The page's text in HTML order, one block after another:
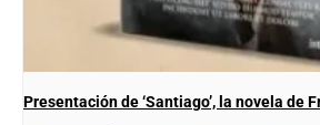
Presentación de ‘Santiago’, la novela de